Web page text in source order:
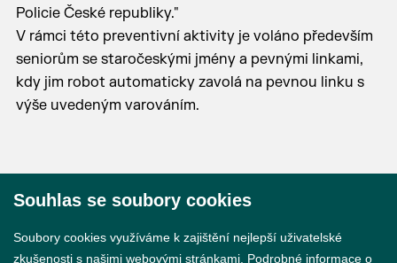
Policie České republiky."
V rámci této preventivní aktivity je voláno především
seniorům se staročeskými jmény a pevnými linkami,
kdy jim robot automaticky zavolá na pevnou linku s
výše uvedeným varováním.
Souhlas se soubory cookies
Soubory cookies využíváme k zajištění nejlepší uživatelské
zkušenosti s našimi webovými stránkami. Podrobné informace o